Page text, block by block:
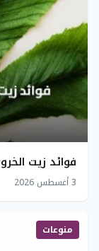
فوائد زيت
3 أغسطس 2026
منوعات